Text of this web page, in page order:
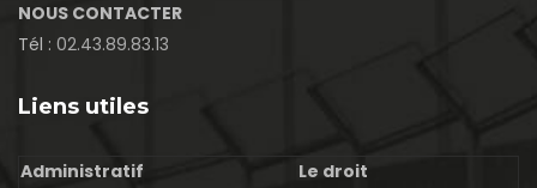
NOUS CONTACTER
Tél : 02.43.89.83.13
Liens utiles
Administratif
Le droit